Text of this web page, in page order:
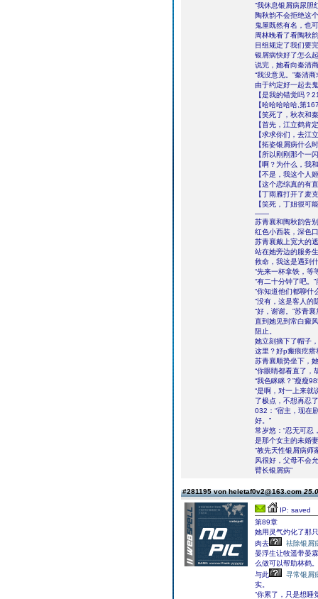
“我休息银屑病尿胆
陶秋韵不会拒绝这
鬼屋既然有名，也
周林晚看了看陶秋
目组规定了我们要
银屑病快好了怎么
说完，她看向秦清
“我没意见。”秦清
由于约定好一起去
【是我的错觉吗
【哈哈哈哈哈,第
【笑死了，秋衣和
【首先，江立鹤肯
【求求你们，去江
【拓姿银屑病什么
【所以刚刚那个一
【啊？为什么，我
【不是，我这个人
【这个恋综真的有
【丁雨雁打开了麦
【笑死，丁姐很可
――
苏青襄和陶秋韵告
红色小西装，深色
苏青襄戴上宽大的
站在她旁边的服务
救命，我这是遇到
“先来一杯拿铁，等
“有二十分钟了吧。
“你知道他们都聊什
“没有，这是客人的
“好，谢谢。”苏青
直到她见到常白癜
阻止。
她立刻摘下了帽子
这里？好p瘢痕疙瘩
苏青襄顺势坐下，
“你眼睛都看直了，
“我色眯眯？”瘦瘦
“是啊，对一上来就
了极点，不想再忍
032：“宿主，现在
好。”
常岁悠：“忍无可忍
是那个女主的未婚
“教先天性银屑病师
风很好，父母不会
臂长银屑病”
#281195 von heletaf0v2@163.com
IP: saved
第89章
她用灵气灼化了那
肉去
祛除银屑
晏浮生让牧遥带晏
么做可以帮助林鹤。
与此
寻常银屑
实。
“你累了，只是想睡